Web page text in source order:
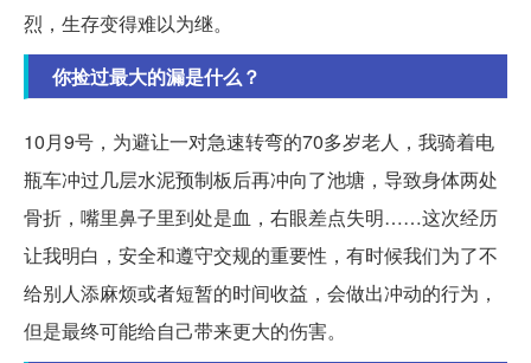
烈，生存变得难以为继。
你捡过最大的漏是什么？
10月9号，为避让一对急速转弯的70多岁老人，我骑着电
瓶车冲过几层水泥预制板后再冲向了池塘，导致身体两处
骨折，嘴里鼻子里到处是血，右眼差点失明……这次经历
让我明白，安全和遵守交规的重要性，有时候我们为了不
给别人添麻烦或者短暂的时间收益，会做出冲动的行为，
但是最终可能给自己带来更大的伤害。